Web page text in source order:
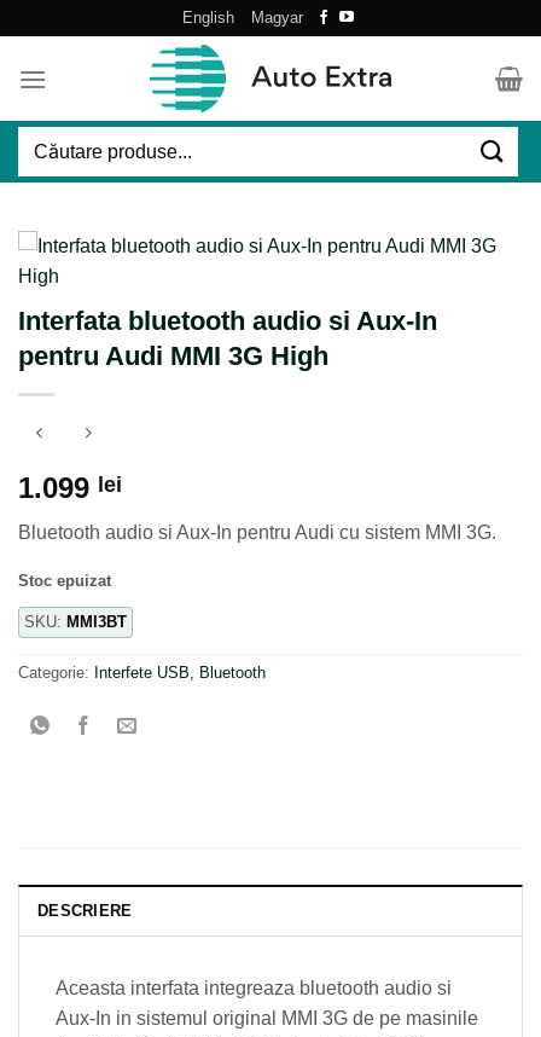
content
English Magyar
Caută
Interfata bluetooth audio si Aux-In
pentru Audi MMI 3G High
1.099 lei
Bluetooth audio si Aux-In pentru Audi cu sistem MMI 3G.
Stoc epuizat
SKU: MMI3BT
Categorie: Interfete USB, Bluetooth
DESCRIERE
Aceasta interfata integreaza bluetooth audio si
Aux-In in sistemul original MMI 3G de pe masinile